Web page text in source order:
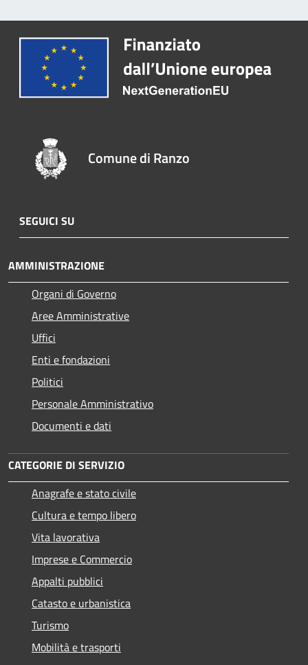
Comune di Ranzo
SEGUICI SU
AMMINISTRAZIONE
Organi di Governo
Aree Amministrative
Uffici
Enti e fondazioni
Politici
Personale Amministrativo
Documenti e dati
CATEGORIE DI SERVIZIO
Anagrafe e stato civile
Cultura e tempo libero
Vita lavorativa
Imprese e Commercio
Appalti pubblici
Catasto e urbanistica
Turismo
Mobilità e trasporti